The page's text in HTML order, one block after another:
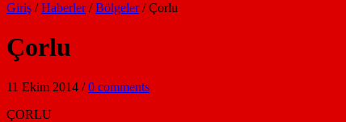
Giriş /Haberler/Bölgeler/Çorlu
Çorlu
11 Ekim 2014 /0 comments
ÇORLU